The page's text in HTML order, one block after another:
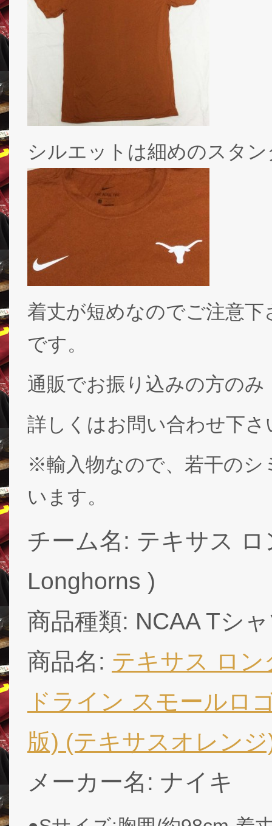
シルエットは細めのスタ
着丈が短めなのでご注意
です。
通販でお振り込みの方の
詳しくはお問い合わせ下さ
※輸入物なので、若干のシ
います。
チーム名: テキサス
Longhorns )
商品種類: NCAA Tシ
商品名: テキサス ロン
ドライン スモールロ
版) (テキサスオレン
メーカー名: ナイキ